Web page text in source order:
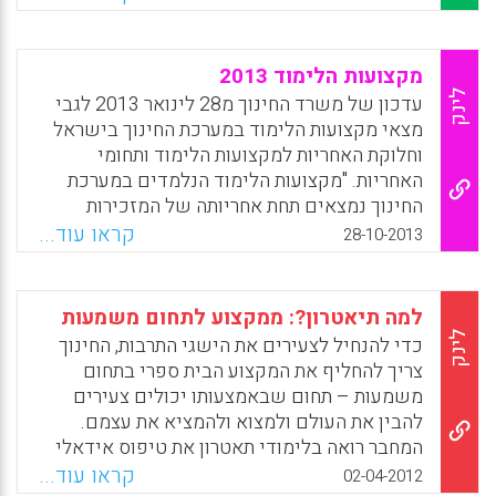
העבודה.הרפורמה באה על רקע השינוי שהביאו
איתן המודרניזציה, התעשייה והטכנולוגיה לעולם
העבודה לעומת זה שהיה קיים לפני כמאה שנה
למשל. התקווה היא לאפשר לתלמידים לפתח כבר
בשנות התיכון את כישוריהם המקצועיים
והאינטלקטואליים בהתאם לנטיותיהם.
WhatsApp
Facebook
Email
X
לינק
מקצועות הלימוד 2013
עדכון של משרד החינוך מ28 לינואר 2013 לגבי
מצאי מקצועות הלימוד במערכת החינוך בישראל
וחלוקת האחריות למקצועות הלימוד ותחומי
האחריות. "מקצועות הלימוד הנלמדים במערכת
החינוך נמצאים תחת אחריותה של המזכירות
הפדגוגית ועומדים בלב פעילותה. אחריות זו
כוללת את מדיניות המקצוע, בניית תכנית הלימוד,
קביעת תכני הלימוד, ליווי הכשרה ופיתוח של
המורים המקצועיים, פיקוח ומעקב על הוראת
המקצועות השונים הטמעתם ופיתוחם בשטח,
בחינות הבגרות, חומרי הלימוד ועזרי ההוראה,
חידושים מחקרים ופרויקטים, ייצוג המקצוע בארץ
ובחו"ל" .
WhatsApp
Facebook
Email
X
28-10-2013 קראו עוד...
לינק
למה תיאטרון?: ממקצוע לתחום משמעות
כדי להנחיל לצעירים את הישגי התרבות, החינוך
צריך להחליף את המקצוע הבית ספרי בתחום
משמעות – תחום שבאמצעותו יכולים צעירים
להבין את העולם ולמצוא ולהמציא את עצמם.
המחבר רואה בלימודי תאטרון את טיפוס אידאלי
של תחום משמעות (יורם הרפז , 2012).
02-04-2012 קראו עוד...